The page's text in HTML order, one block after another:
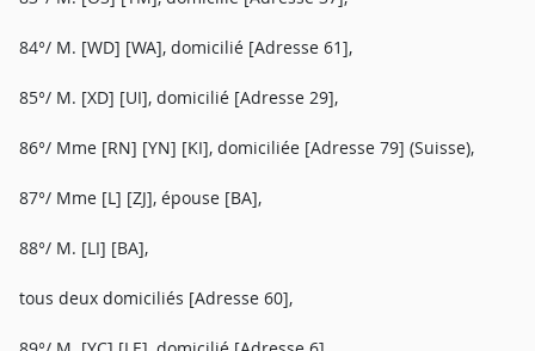
84°/ M. [WD] [WA], domicilié [Adresse 61],
85°/ M. [XD] [UI], domicilié [Adresse 29],
86°/ Mme [RN] [YN] [KI], domiciliée [Adresse 79] (Suisse),
87°/ Mme [L] [ZJ], épouse [BA],
88°/ M. [LI] [BA],
tous deux domiciliés [Adresse 60],